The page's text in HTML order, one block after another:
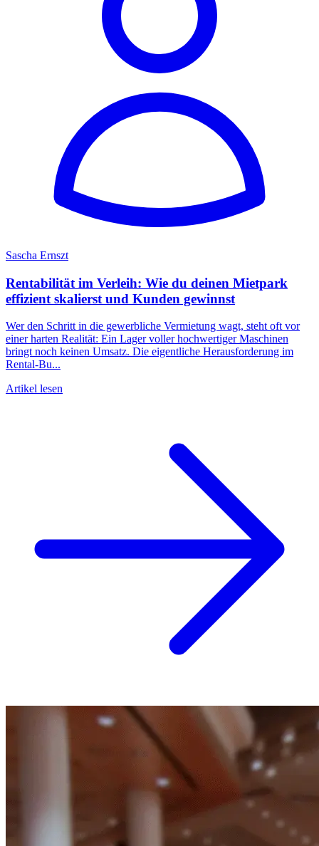
Sascha Ernszt
Rentabilität im Verleih: Wie du deinen Mietpark
effizient skalierst und Kunden gewinnst
Wer den Schritt in die gewerbliche Vermietung wagt, steht oft vor
einer harten Realität: Ein Lager voller hochwertiger Maschinen
bringt noch keinen Umsatz. Die eigentliche Herausforderung im
Rental-Bu...
Artikel lesen